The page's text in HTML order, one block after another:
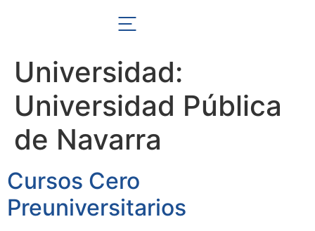
Universidad:
Universidad Pública
de Navarra
Cursos Cero
Preuniversitarios